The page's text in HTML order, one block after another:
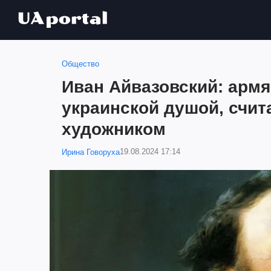
Общество
Иван Айвазовский:
украинской душой,
художником
Ирина Говоруха19.08.2024 17:14